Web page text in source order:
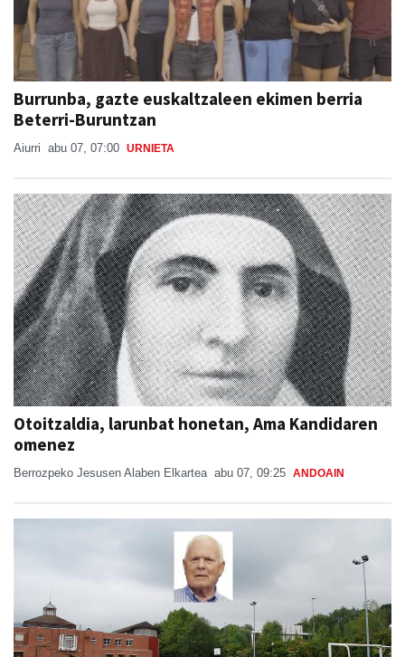
Burrunba, gazte euskaltzaleen ekimen berria
Beterri-Buruntzan
Aiurri abu 07, 07:00 URNIETA
Otoitzaldia, larunbat honetan, Ama Kandidaren
omenez
Berrozpeko Jesusen Alaben Elkartea abu 07, 09:25 ANDOAIN